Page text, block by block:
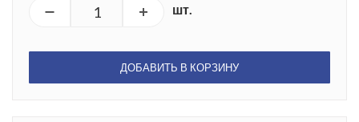
шт.
ДОБАВИТЬ В КОРЗИНУ